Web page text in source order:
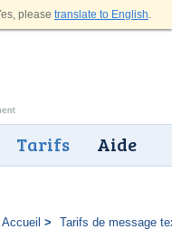
please translate to English.
Tarifs Aide
Accueil Tarifs de message